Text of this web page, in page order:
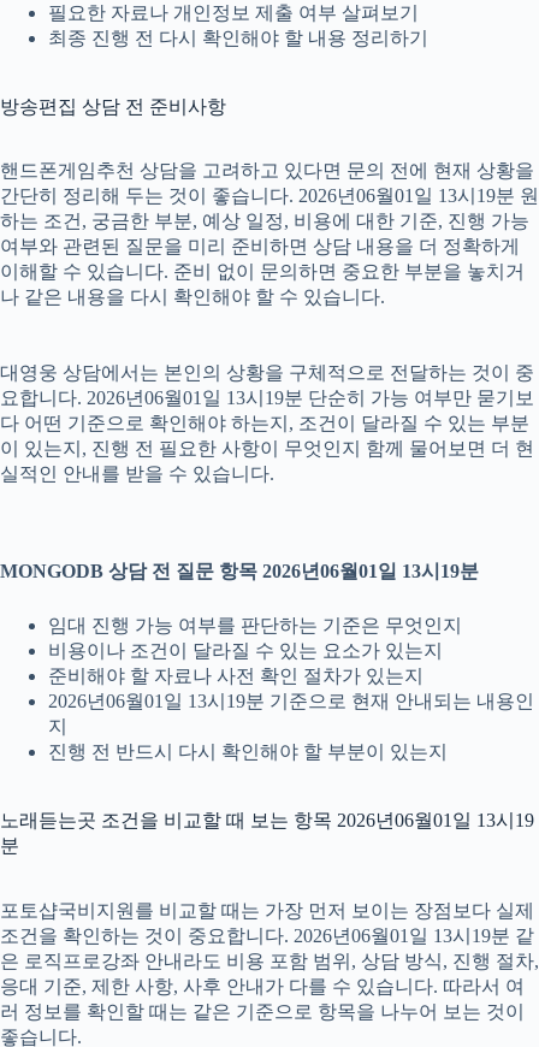
필요한 자료나 개인정보 제출 여부 살펴보기
최종 진행 전 다시 확인해야 할 내용 정리하기
방송편집 상담 전 준비사항
핸드폰게임추천 상담을 고려하고 있다면 문의 전에 현재 상황을
간단히 정리해 두는 것이 좋습니다. 2026년06월01일 13시19분 원
하는 조건, 궁금한 부분, 예상 일정, 비용에 대한 기준, 진행 가능
여부와 관련된 질문을 미리 준비하면 상담 내용을 더 정확하게
이해할 수 있습니다. 준비 없이 문의하면 중요한 부분을 놓치거
나 같은 내용을 다시 확인해야 할 수 있습니다.
대영웅 상담에서는 본인의 상황을 구체적으로 전달하는 것이 중
요합니다. 2026년06월01일 13시19분 단순히 가능 여부만 묻기보
다 어떤 기준으로 확인해야 하는지, 조건이 달라질 수 있는 부분
이 있는지, 진행 전 필요한 사항이 무엇인지 함께 물어보면 더 현
실적인 안내를 받을 수 있습니다.
MONGODB 상담 전 질문 항목 2026년06월01일 13시19분
임대 진행 가능 여부를 판단하는 기준은 무엇인지
비용이나 조건이 달라질 수 있는 요소가 있는지
준비해야 할 자료나 사전 확인 절차가 있는지
2026년06월01일 13시19분 기준으로 현재 안내되는 내용인
지
진행 전 반드시 다시 확인해야 할 부분이 있는지
노래듣는곳 조건을 비교할 때 보는 항목 2026년06월01일 13시19
분
포토샵국비지원를 비교할 때는 가장 먼저 보이는 장점보다 실제
조건을 확인하는 것이 중요합니다. 2026년06월01일 13시19분 같
은 로직프로강좌 안내라도 비용 포함 범위, 상담 방식, 진행 절차,
응대 기준, 제한 사항, 사후 안내가 다를 수 있습니다. 따라서 여
러 정보를 확인할 때는 같은 기준으로 항목을 나누어 보는 것이
좋습니다.